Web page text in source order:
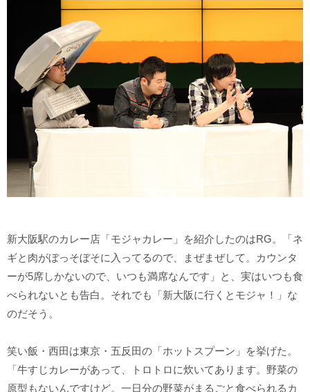
新大阪駅のカレー店「モジャカレー」を紹介したのはRG。「ネ
ギと肉がぼっそぼそに入ってるので、まぜまぜして。カウンタ
ーが5席しかないので、いつも満席なんです」と、実はいつも食
べられないとも告白。それでも「新大阪に行くとモジャ！」な
のだそう。
笑い飯・西田は東京・五反田の「ホットスプーン」を挙げた。
「牛すじカレーがあって、トロトロに炊いてあります。野菜の
原型もないんですけど。一日分の野菜がまるごと食べられるカ